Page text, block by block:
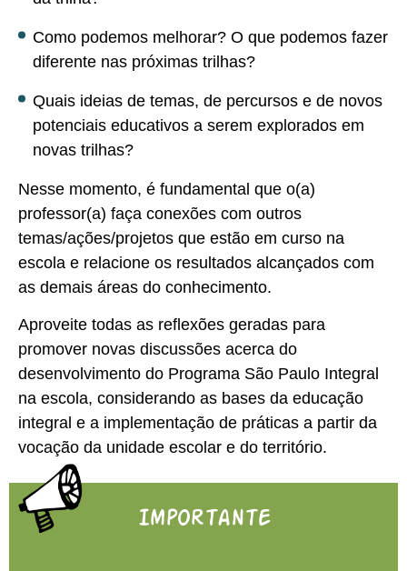
Como podemos melhorar? O que podemos fazer
diferente nas próximas trilhas?
Quais ideias de temas, de percursos e de novos
potenciais educativos a serem explorados em
novas trilhas?
Nesse momento, é fundamental que o(a)
professor(a) faça conexões com outros
temas/ações/projetos que estão em curso na
escola e relacione os resultados alcançados com
as demais áreas do conhecimento.
Aproveite todas as reflexões geradas para
promover novas discussões acerca do
desenvolvimento do Programa São Paulo Integral
na escola, considerando as bases da educação
integral e a implementação de práticas a partir da
vocação da unidade escolar e do território.
Importante